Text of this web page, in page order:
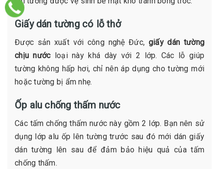
Giấy dán tường có lỗ thở
Được sản xuất với công nghệ Đức, giấy dán tường
chịu nướcloại này khá dày với 2 lớp. Các lỗ giúp
tường không hấp hơi, chỉ nên áp dụng cho tường mới
hoặc tường bị ẩm nhẹ.
Ốp alu chống thấm nước
Các tấm chống thấm nước này gồm 2 lớp. Bạn nên sử
dụng lớp alu ốp lên tường trước sau đó mới dán giấy
dán tường lên sau để đảm bảo hiệu quả của tấm
chống thấm.